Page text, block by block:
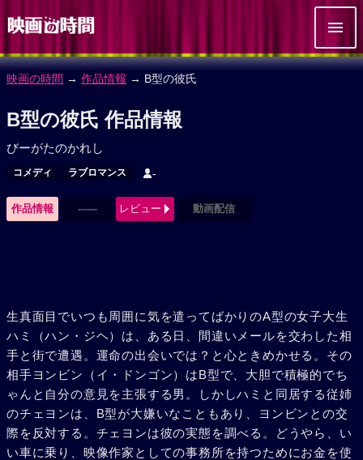
映画の時間 → 作品情報 → B型の彼氏
B型の彼氏 作品情報
びーがたのかれし
コメディ ラブロマンス -
作品情報 ------ レビュー 動画配信
生真面目でいつも周囲に気を遣ってばかりのA型の女子大生
ハミ（ハン・ジヘ）は、ある日、間違いメールを交わした相
手と街で遭遇。運命の出会いでは？と心ときめかせる。その
相手ヨンビン（イ・ドンゴン）はB型で、大胆で積極的でち
ゃんと自分の意見を主張する男。しかしハミと同居する従姉
のチェヨンは、B型が大嫌いなこともあり、ヨンビンとの交
際を反対する。チェヨンは彼の実態を調べる。どうやら、い
い車に乗り、映像作家としての事務所を持つためにお金を使